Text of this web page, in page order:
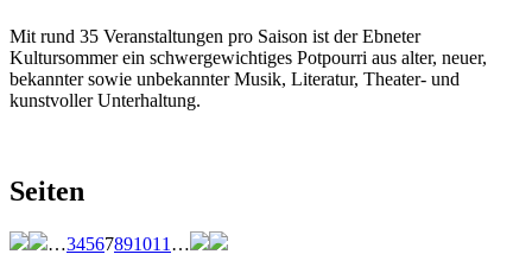
Mit rund 35 Veranstaltungen pro Saison ist der Ebneter
Kultursommer ein schwergewichtiges Potpourri aus alter, neuer,
bekannter sowie unbekannter Musik, Literatur, Theater- und
kunstvoller Unterhaltung.
Seiten
…34567891011 …